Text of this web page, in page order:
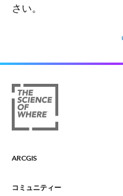
さい。
ARCGIS
ArcGIS の概要
コミュニティー